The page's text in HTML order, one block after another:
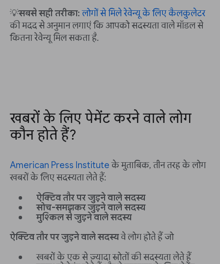
💡सबसे सही तरीका: लोगों से मिले रेवेन्यू के लिए कैलकुलेटर
की मदद से अनुमान लगाएं कि आपको सदस्यता वाले मॉडल से
कितना रेवेन्यू मिल सकता है.
खबरों के लिए पेमेंट करने वाले लोग
कौन होते हैं?
American Press Instituteके मुताबिक, तीन तरह के लोग
खबरों के लिए सदस्यता लेते हैं:
ऐक्टिव तौर पर जुड़ने वाले सदस्य
सोच-समझकर जुड़ने वाले सदस्य
मुश्किल से जुड़ने वाले सदस्य
ऐक्टिव तौर पर जुड़ने वाले सदस्यवे लोग होते हैं जो
खबरों के एक से ज़्यादा स्रोतों की सदस्यता लेते हैं